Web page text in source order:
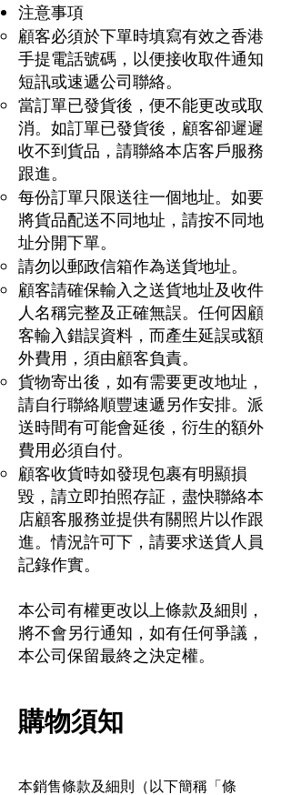
注意事項
顧客必須於下單時填寫有效之香港
手提電話號碼，以便接收取件通知
短訊或速遞公司聯絡。
當訂單已發貨後，便不能更改或取
消。如訂單已發貨後，顧客卻遲遲
收不到貨品，請聯絡本店客戶服務
跟進。
每份訂單只限送往一個地址。如要
將貨品配送不同地址，請按不同地
址分開下單。
請勿以郵政信箱作為送貨地址。
顧客請確保輸入之送貨地址及收件
人名稱完整及正確無誤。任何因顧
客輸入錯誤資料，而產生延誤或額
外費用，須由顧客負責。
貨物寄出後，如有需要更改地址，
請自行聯絡順豐速遞另作安排。派
送時間有可能會延後，衍生的額外
費用必須自付。
顧客收貨時如發現包裹有明顯損
毀，請立即拍照存証，盡快聯絡本
店顧客服務並提供有關照片以作跟
進。情況許可下，請要求送貨人員
記錄作實。
本公司有權更改以上條款及細則，
將不會另行通知，如有任何爭議，
本公司保留最終之決定權。
購物須知
本銷售條款及細則（以下簡稱「條